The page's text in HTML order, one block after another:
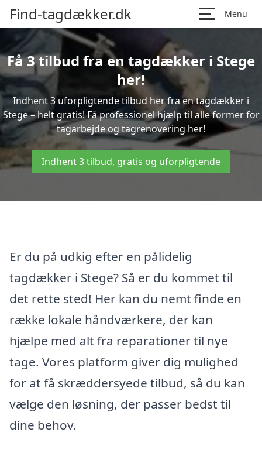
Find-tagdækker.dk Menu
Få 3 tilbud fra en tagdækker i Stege
her!
Indhent 3 uforpligtende tilbud her fra en tagdækker i
Stege – helt gratis! Få professionel hjælp til alle former for
tagarbejde og tagrenovering her!
Indhent 3 tilbud, gratis og uforpligtende
Er du på udkig efter en pålidelig
tagdækker i Stege? Så er du kommet til
det rette sted! Her kan du nemt finde en
række lokale håndværkere, der kan
hjælpe med alt fra reparationer til nye
tage. Vores platform giver dig mulighed
for at få skræddersyede tilbud, så du kan
vælge den løsning, der passer bedst til
dine behov.